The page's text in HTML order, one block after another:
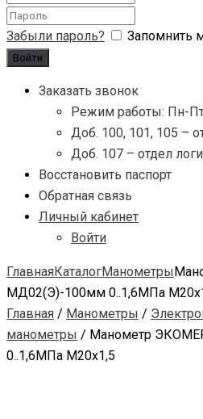
Забыли пароль? Запомнить
Заказать звонок
Режим работы: Пн-
Доб. 100, 101, 105 –
Доб. 107 – отдел
Восстановить паспорт
Обратная связь
Личный кабинет
Войти
ГлавнаяКаталогМанометры
МД02(Э)-100мм 0..1,6МПа
Главная / Манометры /
манометры / Манометр
0..1,6МПа М20х1,5